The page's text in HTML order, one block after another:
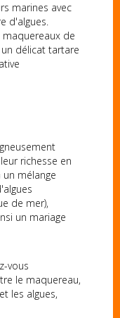
marines avec
d'algues.
de
délicat tartare
richesse en
un mélange
de mer),
un mariage
vous
le maquereau,
les algues,